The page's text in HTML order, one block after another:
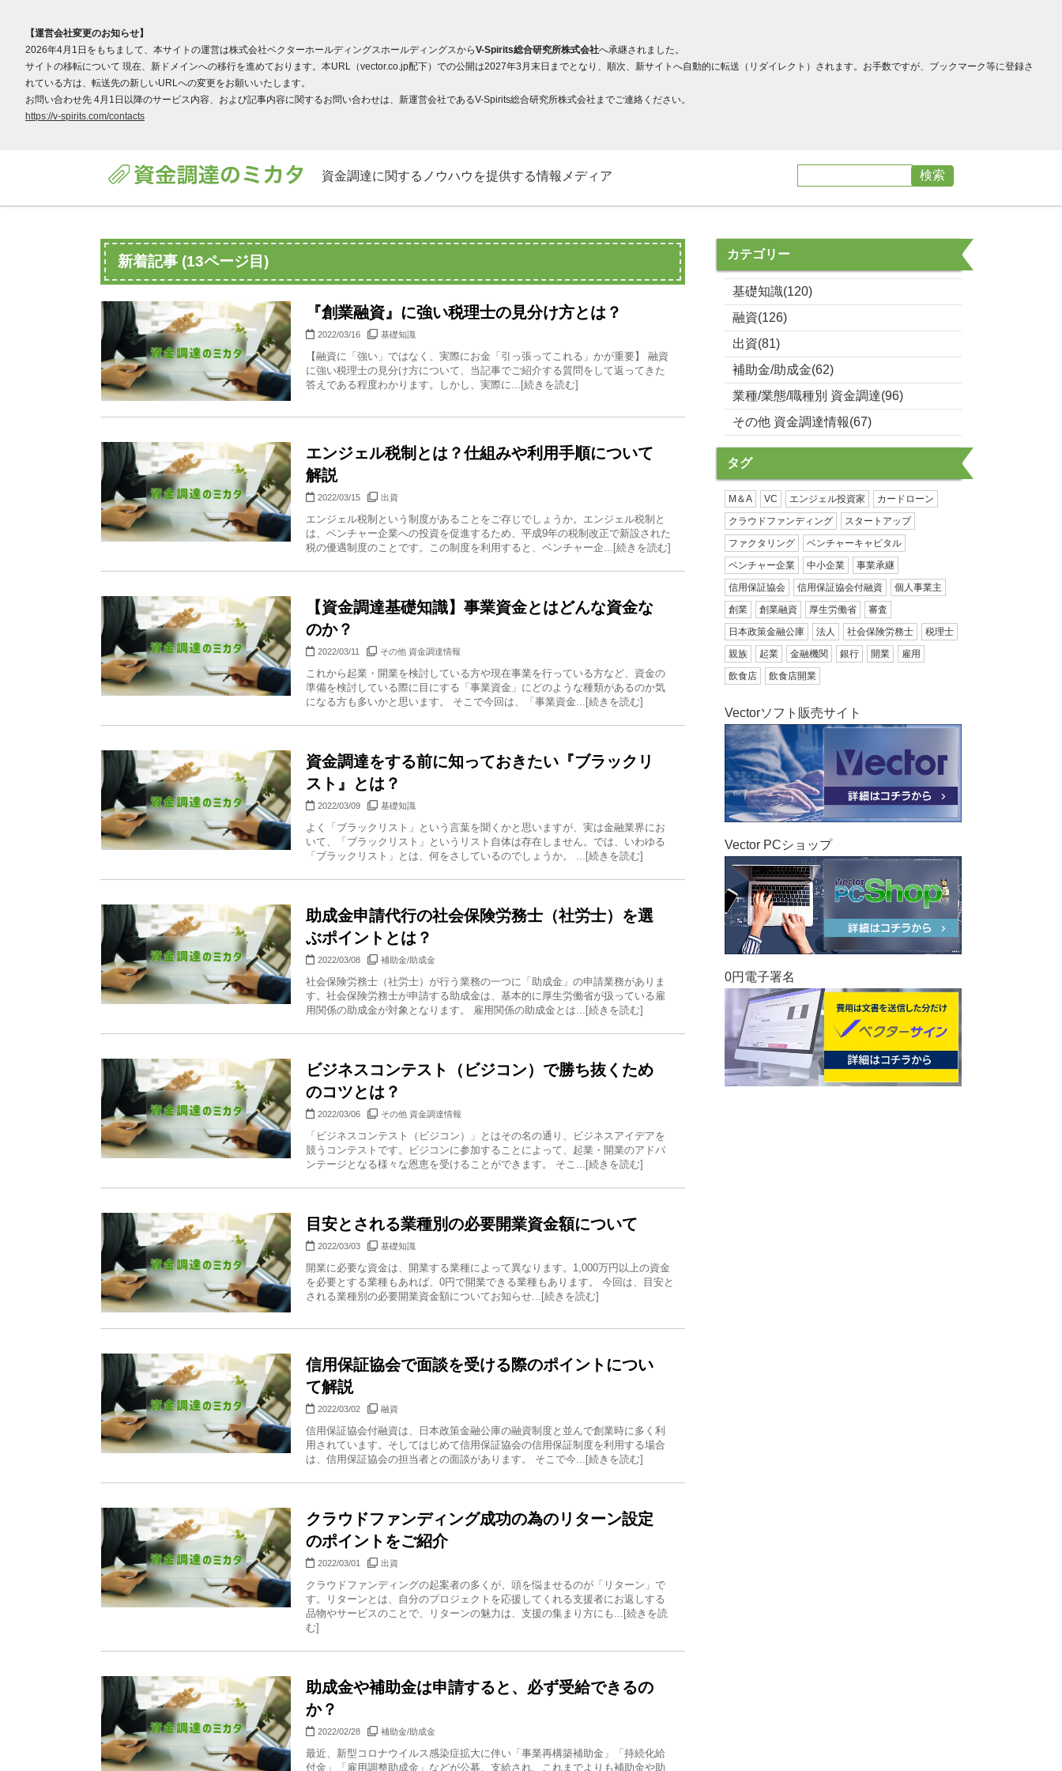
【運営会社変更のお知らせ】
2026年4月1日をもちまして、本サイトの運営は株式会社ベクターホールディングスホールディングスからV-Spirits総合研究所株式会社へ承継されました。
サイトの移転について 現在、新ドメインへの移行を進めております。本URL（vector.co.jp配下）での公開は2027年3月末日までとなり、順次、新サイトへ自動的に転送（リダイレクト）されます。お手数ですが、ブックマーク等に登録さ
れている方は、転送先の新しいURLへの変更をお願いいたします。
お問い合わせ先 4月1日以降のサービス内容、および記事内容に関するお問い合わせは、新運営会社であるV-Spirits総合研究所株式会社までご連絡ください。
https://v-spirits.com/contacts
資金調達に関するノウハウを提供する情報メディア
新着記事 (13ページ目)
『創業融資』に強い税理士の見分け方とは？
2022/03/16 基礎知識
【融資に「強い」ではなく、実際にお金「引っ張ってこれる」かが重要】 融資
に強い税理士の見分け方について、当記事でご紹介する質問をして返ってきた
答えである程度わかります。しかし、実際に...[続きを読む]
エンジェル税制とは？仕組みや利用手順について
解説
2022/03/15 出資
エンジェル税制という制度があることをご存じでしょうか。エンジェル税制と
は、ベンチャー企業への投資を促進するため、平成9年の税制改正で新設された
税の優遇制度のことです。この制度を利用すると、ベンチャー企...[続きを読む]
【資金調達基礎知識】事業資金とはどんな資金な
のか？
2022/03/11 その他 資金調達情報
これから起業・開業を検討している方や現在事業を行っている方など、資金の
準備を検討している際に目にする「事業資金」にどのような種類があるのか気
になる方も多いかと思います。 そこで今回は、「事業資金...[続きを読む]
資金調達をする前に知っておきたい『ブラックリ
スト』とは？
2022/03/09 基礎知識
よく「ブラックリスト」という言葉を聞くかと思いますが、実は金融業界にお
いて、「ブラックリスト」というリスト自体は存在しません。では、いわゆる
「ブラックリスト」とは、何をさしているのでしょうか。 ...[続きを読む]
助成金申請代行の社会保険労務士（社労士）を選
ぶポイントとは？
2022/03/08 補助金/助成金
社会保険労務士（社労士）が行う業務の一つに「助成金」の申請業務がありま
す。社会保険労務士が申請する助成金は、基本的に厚生労働省が扱っている雇
用関係の助成金が対象となります。 雇用関係の助成金とは...[続きを読む]
ビジネスコンテスト（ビジコン）で勝ち抜くため
のコツとは？
2022/03/06 その他 資金調達情報
「ビジネスコンテスト（ビジコン）」とはその名の通り、ビジネスアイデアを
競うコンテストです。ビジコンに参加することによって、起業・開業のアドバ
ンテージとなる様々な恩恵を受けることができます。 そこ...[続きを読む]
目安とされる業種別の必要開業資金額について
2022/03/03 基礎知識
開業に必要な資金は、開業する業種によって異なります。1,000万円以上の資金
を必要とする業種もあれば、0円で開業できる業種もあります。 今回は、目安と
される業種別の必要開業資金額についてお知らせ...[続きを読む]
信用保証協会で面談を受ける際のポイントについ
て解説
2022/03/02 融資
信用保証協会付融資は、日本政策金融公庫の融資制度と並んで創業時に多く利
用されています。そしてはじめて信用保証協会の信用保証制度を利用する場合
は、信用保証協会の担当者との面談があります。 そこで今...[続きを読む]
クラウドファンディング成功の為のリターン設定
のポイントをご紹介
2022/03/01 出資
クラウドファンディングの起案者の多くが、頭を悩ませるのが「リターン」で
す。リターンとは、自分のプロジェクトを応援してくれる支援者にお返しする
品物やサービスのことで、リターンの魅力は、支援の集まり方にも...[続きを読
む]
助成金や補助金は申請すると、必ず受給できるの
か？
2022/02/28 補助金/助成金
最近、新型コロナウイルス感染症拡大に伴い「事業再構築補助金」「持続化給
付金」「雇用調整助成金」などが公募、支給され、これまでよりも補助金や助
カテゴリー
基礎知識(120)
融資(126)
出資(81)
補助金/助成金(62)
業種/業態/職種別 資金調達(96)
その他 資金調達情報(67)
タグ
M＆A VC エンジェル投資家
カードローン
クラウドファンディング
スタートアップ
ファクタリング
ベンチャーキャピタル
ベンチャー企業
中小企業
事業承継
信用保証協会
信用保証協会付融資
個人事業主
創業
創業融資 厚生労働省
審査
日本政策金融公庫
法人 社会保険労務士
税理士
親族
起業 金融機関 銀行 開業
雇用
飲食店
飲食店開業
Vectorソフト販売サイト
Vector PCショップ
0円電子署名